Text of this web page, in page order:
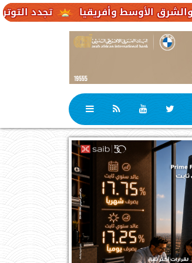
تجدد التوترات يخفض صادرات
رياضة